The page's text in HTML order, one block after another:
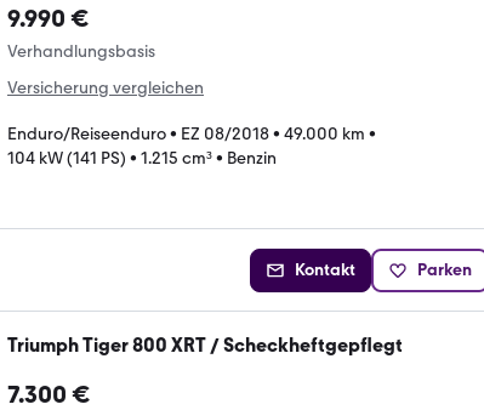
9.990 €
Verhandlungsbasis
Versicherung vergleichen
Enduro/Reiseenduro• EZ 08/2018• 49.000 km •
104 kW (141 PS) • 1.215 cm³• Benzin
Kontakt Parken
Triumph Tiger 800 XRT / Scheckheftgepflegt
7.300 €